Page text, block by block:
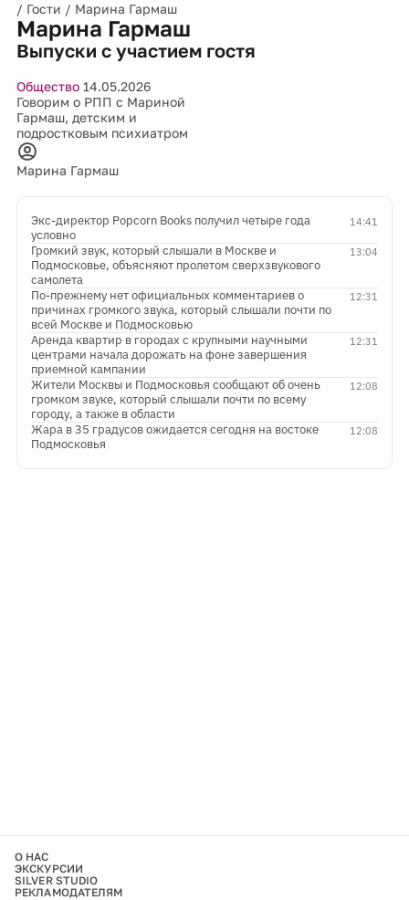
/ Гости / Марина Гармаш
Марина Гармаш
Выпуски с участием гостя
Общество 14.05.2026
Говорим о РПП с Мариной
Гармаш, детским и
подростковым психиатром
Марина Гармаш
14:41
Экс-директор Popcorn Books получил четыре года
условно
13:04
Громкий звук, который слышали в Москве и
Подмосковье, объясняют пролетом сверхзвукового
самолета
12:31
По-прежнему нет официальных комментариев о
причинах громкого звука, который слышали почти по
всей Москве и Подмосковью
12:31
Аренда квартир в городах с крупными научными
центрами начала дорожать на фоне завершения
приемной кампании
12:08
Жители Москвы и Подмосковья сообщают об очень
громком звуке, который слышали почти по всему
городу, а также в области
12:08
Жара в 35 градусов ожидается сегодня на востоке
Подмосковья
О НАС
ЭКСКУРСИИ
SILVER STUDIO
РЕКЛАМОДАТЕЛЯМ